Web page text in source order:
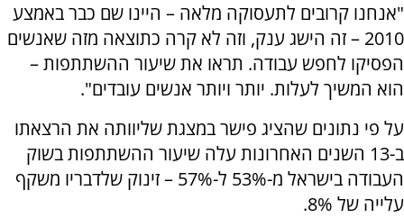
"אנחנו קרובים לתעסוקה מלאה – היינו שם כבר באמצע
2010 – זה הישג ענק, וזה לא קרה כתוצאה מזה שאנשים
הפסיקו לחפש עבודה. תראו את שיעור ההשתתפות –
הוא המשיך לעלות. יותר ויותר אנשים עובדים".
על פי נתונים שהציג פישר במצגת שליוותה את הרצאתו
ב-13 השנים האחרונות עלה שיעור ההשתתפות בשוק
העבודה בישראל מ-53% ל-57% – זינוק שלדבריו משקף
עלייה של 8%.